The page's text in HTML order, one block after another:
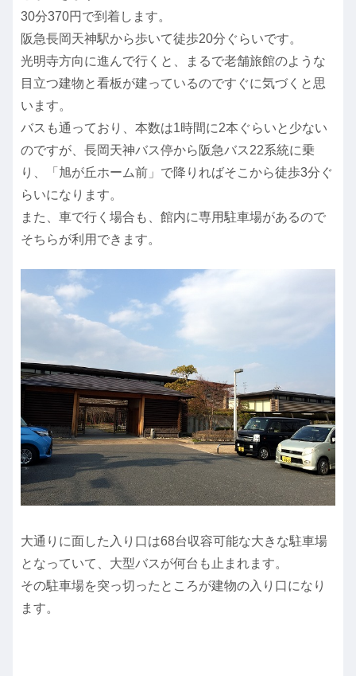
30分370円で到着します。
阪急長岡天神駅から歩いて徒歩20分ぐらいです。
光明寺方向に進んで行くと、まるで老舗旅館のような
目立つ建物と看板が建っているのですぐに気づくと思
います。
バスも通っており、本数は1時間に2本ぐらいと少ない
のですが、長岡天神バス停から阪急バス22系統に乗
り、「旭が丘ホーム前」で降りればそこから徒歩3分ぐ
らいになります。
また、車で行く場合も、館内に専用駐車場があるので
そちらが利用できます。
大通りに面した入り口は68台収容可能な大きな駐車場
となっていて、大型バスが何台も止まれます。
その駐車場を突っ切ったところが建物の入り口になり
ます。